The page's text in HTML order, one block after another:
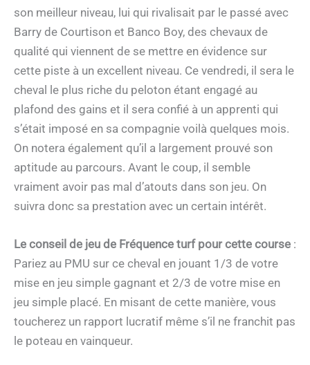
son meilleur niveau, lui qui rivalisait par le passé avec
Barry de Courtison et Banco Boy, des chevaux de
qualité qui viennent de se mettre en évidence sur
cette piste à un excellent niveau. Ce vendredi, il sera le
cheval le plus riche du peloton étant engagé au
plafond des gains et il sera confié à un apprenti qui
s’était imposé en sa compagnie voilà quelques mois.
On notera également qu’il a largement prouvé son
aptitude au parcours. Avant le coup, il semble
vraiment avoir pas mal d’atouts dans son jeu. On
suivra donc sa prestation avec un certain intérêt.
Le conseil de jeu de Fréquence turf pour cette course :
Pariez au PMU sur ce cheval en jouant 1/3 de votre
mise en jeu simple gagnant et 2/3 de votre mise en
jeu simple placé. En misant de cette manière, vous
toucherez un rapport lucratif même s’il ne franchit pas
le poteau en vainqueur.